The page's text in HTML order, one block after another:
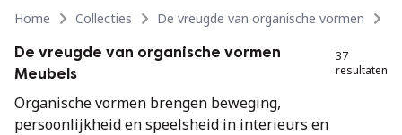
Home Collecties De vreugde van organische vormen
De vreugde van organische vormen
Meubels
37
resultaten
Organische vormen brengen beweging,
persoonlijkheid en speelsheid in interieurs en